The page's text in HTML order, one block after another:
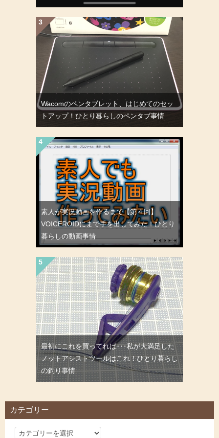
Wacomのペンタブレット、はじめてのセッ
トアップ！ひとり暮らしのペンタブ事情
素人が実況動画を作るまで【第４回】
VOICEROIDにまで手を出してみた！ひとり
暮らしの動画事情
最初にこれを買ってれば･･･私が大満足した
ノットアシストツールはこれ！ひとり暮らし
の釣り事情
カテゴリー
カ